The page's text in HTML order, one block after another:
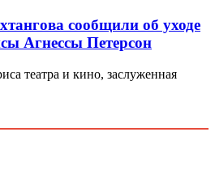
сообщили об уходе
Агнессы Петерсон
театра и кино, заслуженная